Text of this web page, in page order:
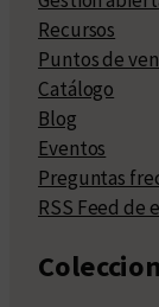
Recursos
Puntos de
Catálogo
Blog
Eventos
Preguntas
RSS Feed de